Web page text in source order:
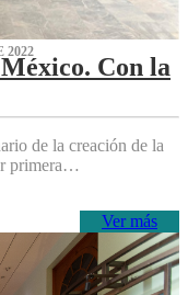
2022
Con la
de la creación de la
primera…
Ver más